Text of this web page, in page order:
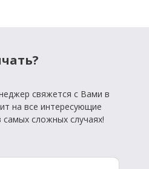
свяжется с Вами в
на все интересующие
сложных случаях!